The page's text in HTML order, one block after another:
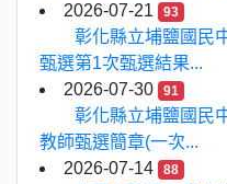
2026-07-21
93
彰化縣立埔鹽國民
甄選第1次甄選結果...
2026-07-30
91
彰化縣立埔鹽國民
教師甄選簡章(一次...
2026-07-14
88